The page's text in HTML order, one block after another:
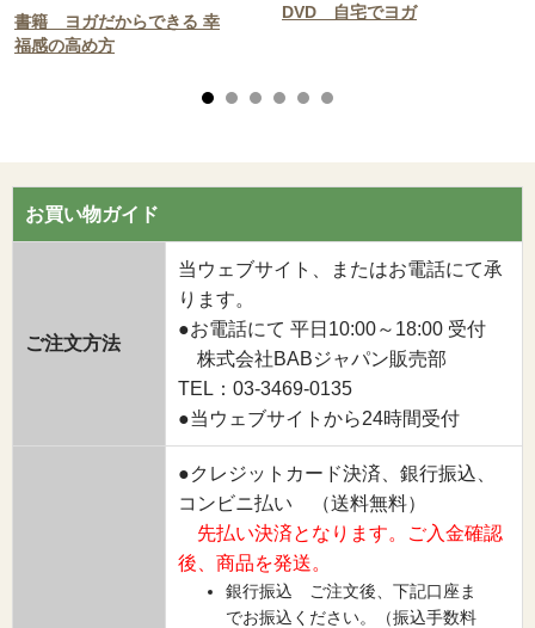
書籍 ヨガだからできる 幸
福感の高め方
DVD 自宅でヨガ
お買い物ガイド
ご注文方法
当ウェブサイト、またはお電話にて承
ります。
●お電話にて 平日10:00～18:00 受付
株式会社BABジャパン販売部
TEL：03-3469-0135
●当ウェブサイトから24時間受付
●クレジットカード決済、銀行振込、
コンビニ払い （送料無料）
先払い決済となります。ご入金確認
後、商品を発送。
銀行振込 ご注文後、下記口座ま
でお振込ください。（振込手数料